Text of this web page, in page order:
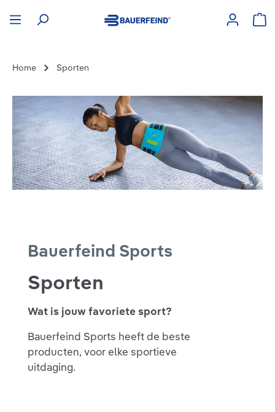
Home Sporten
Bauerfeind Sports
Sporten
Wat is jouw favoriete sport?
Bauerfeind Sports heeft de beste
producten, voor elke sportieve
uitdaging.